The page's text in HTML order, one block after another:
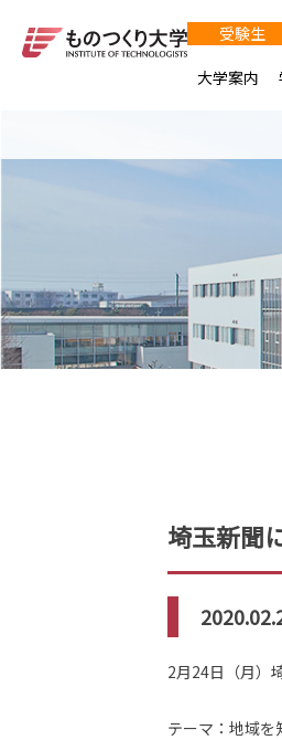
埼玉新聞
2月24日（月）
テーマ：地域を
受験生
大学案内